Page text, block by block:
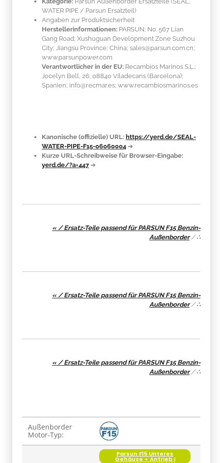
WATER PIPE / Parsun Ersatzteil)
Angaben zur Produktsicherheit
Herstellerinformationen: PARSUN; No. 567 Lian
Gang Road; Xushuguan Development Zone Suzhou
City; Jiangsu Province; China; sales@parsun.com.cn;
www.parsunpower.com
Verantwortlicher in der EU: Recambios Marinos S.L.;
Jocelyn Bell, 26; 08840 Viladecans (Barcelona);
Spanien; info@recmar.es; www.recambiosmarinos.es
Kanonische (offizielle) URL: https://yerd.de/SEAL-
WATER-PIPE-F15-06060004 ➔
Kurze URL-Schreibweise für Browser-Eingabe:
yerd.de/?a=447 ➔
« / Ersatz-Teile passend für PARSUN F15 Benzin-
Außenborder/∴
« / Ersatz-Teile passend für PARSUN F15 Benzin-
Außenborder/∴
« / Ersatz-Teile passend für PARSUN F15 Benzin-
Außenborder/∴
Produkteigenschaft
Wert
Außenborder
Motor-Typ:
Parsun F15 Unteres
Gehäuse + Antrieb I